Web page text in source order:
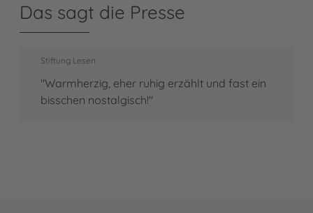
Das sagt die Presse
Stiftung Lesen
"Warmherzig, eher ruhig erzählt und fast ein
bisschen nostalgisch!"